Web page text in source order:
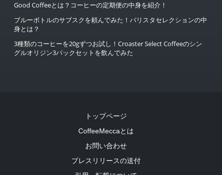
Good Coffeeとは？コーヒーの定期便の中身を紹介！
ブルーボトルのサブスクを頼んでみた！バリスタセレクションの中
身とは？
3種類のコーヒーを20gずつお試し！Croaster Select Coffeeのシン
グルオリジン3パックセットを飲んでみた
トップページ
CoffeeMeccaとは
お問い合わせ
プレスリリースの送付